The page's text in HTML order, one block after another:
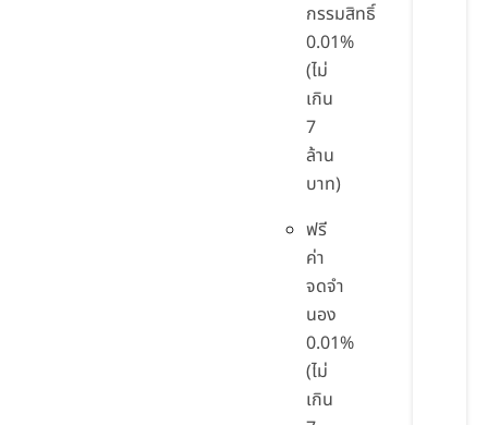
กรรมสิทธิ์
0.01%
(ไม่
เกิน
7
ล้าน
บาท)
ฟรี
ค่า
จดจำ
นอง
0.01%
(ไม่
เกิน